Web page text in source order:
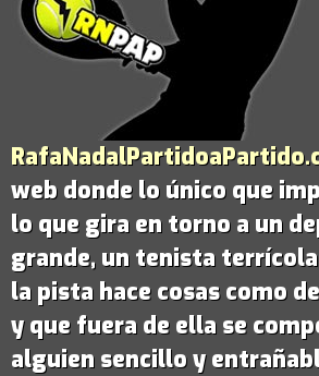
web donde lo único que
lo que gira en torno a un
grande, un tenista
la pista hace cosas como
y que fuera de ella se
alguien sencillo y